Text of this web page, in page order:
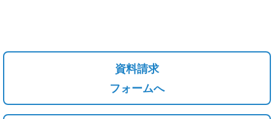
資料請求
フォームへ